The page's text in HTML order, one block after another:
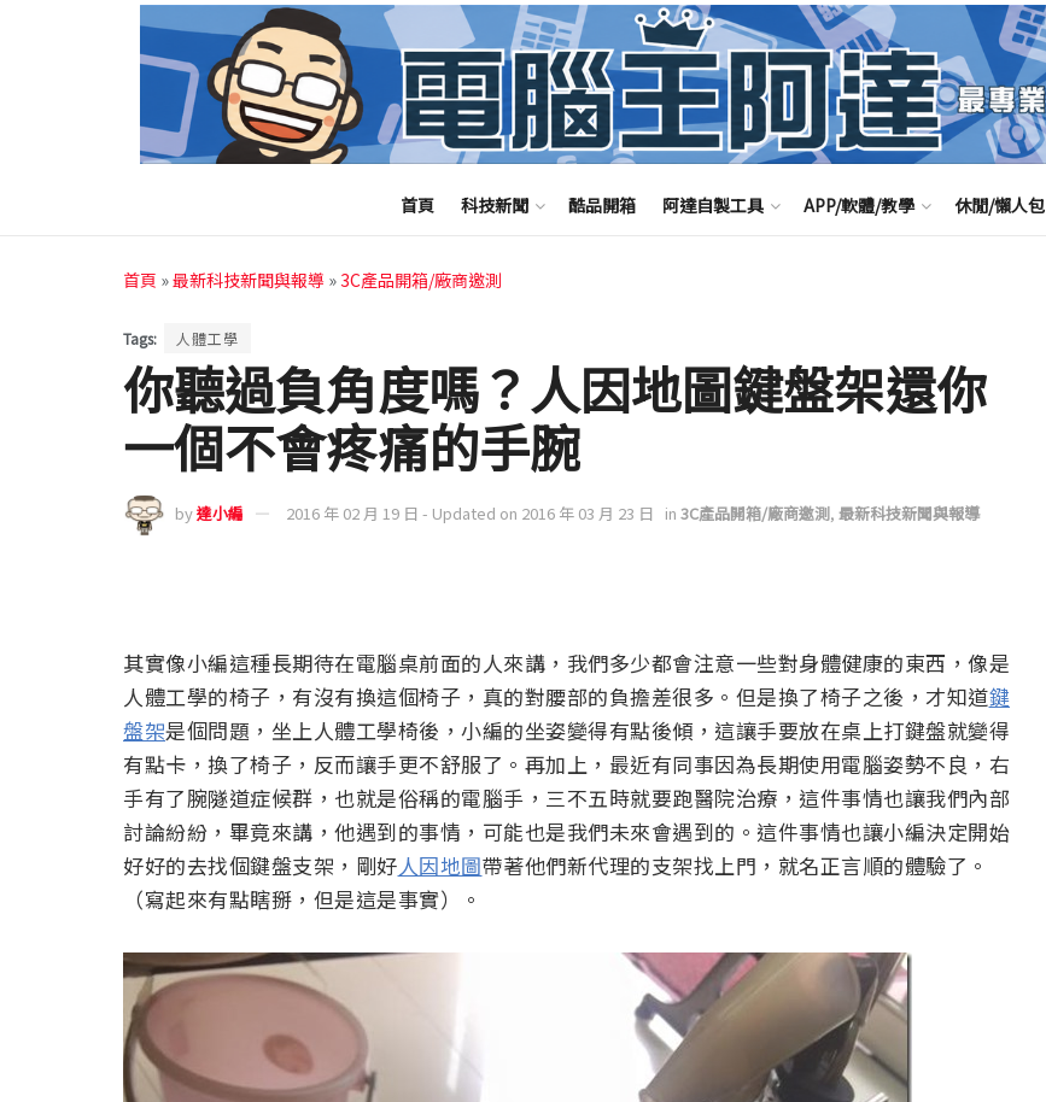
首頁 科技新聞 酷品開箱 阿達自製工具 APP/軟體/教學 休閒/懶人包
首頁 »最新科技新聞與報導 »3C產品開箱/廠商邀測
Tags: 人體工學
你聽過負角度嗎？人因地圖鍵盤架還你
一個不會疼痛的手腕
by達小編 2016 年 02 月 19 日 - Updated on 2016 年 03 月 23 日 in 3C產品開箱/廠商邀測, 最新科技新聞與報導
其實像小編這種長期待在電腦桌前面的人來講，我們多少都會注意一些對身體健康的東西，像是
人體工學的椅子，有沒有換這個椅子，真的對腰部的負擔差很多。但是換了椅子之後，才知道鍵
盤架是個問題，坐上人體工學椅後，小編的坐姿變得有點後傾，這讓手要放在桌上打鍵盤就變得
有點卡，換了椅子，反而讓手更不舒服了。再加上，最近有同事因為長期使用電腦姿勢不良，右
手有了腕隧道症候群，也就是俗稱的電腦手，三不五時就要跑醫院治療，這件事情也讓我們內部
討論紛紛，畢竟來講，他遇到的事情，可能也是我們未來會遇到的。這件事情也讓小編決定開始
好好的去找個鍵盤支架，剛好人因地圖帶著他們新代理的支架找上門，就名正言順的體驗了。
（寫起來有點瞎掰，但是這是事實）。